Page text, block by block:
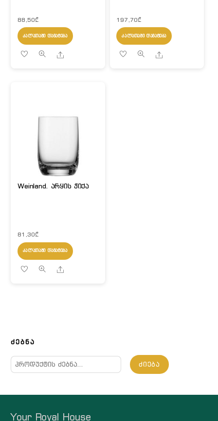
88,50₾
ᲙᲐᲚᲐᲗᲐᲨᲘ ᲓᲐᲛᲐᲢᲔᲑᲐ
Share
197,70₾
ᲙᲐᲚᲐᲗᲐᲨᲘ ᲓᲐᲛᲐᲢᲔᲑᲐ
Share
Weinland. არყის ჭიქა
81,30₾
ᲙᲐᲚᲐᲗᲐᲨᲘ ᲓᲐᲛᲐᲢᲔᲑᲐ
Share
ᲫᲔᲑᲜᲐ
ძებნა:
ᲫᲘᲔᲑᲐ
Your Royal House